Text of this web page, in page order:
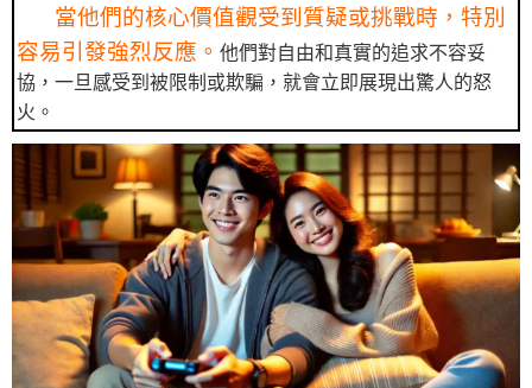
當他們的核心價值觀受到質疑或挑戰時，特別
容易引發強烈反應。 他們對自由和真實的追求不容妥
協，一旦感受到被限制或欺騙，就會立即展現出驚人的怒
火。